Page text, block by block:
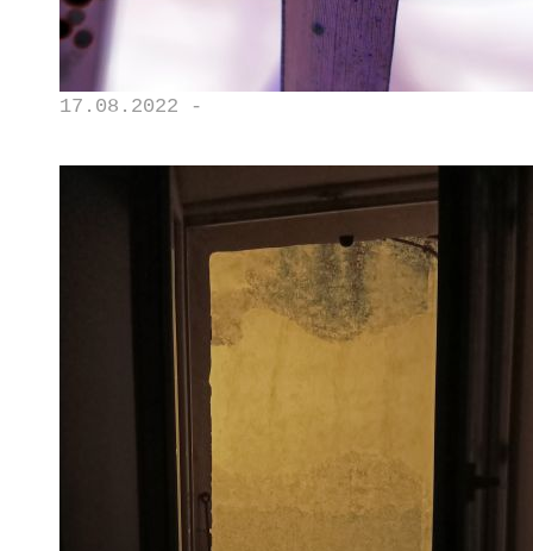
17.08.2022 -